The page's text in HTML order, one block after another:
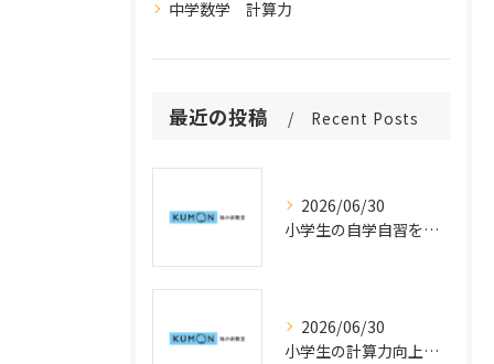
中学数学 計算力
最近の投稿 Recent Posts
2026/06/30
小学生の自学自習を育てる仕組みと公文式学習の活用法
2026/06/30
小学生の計算力向上指導で公文式学習を活用した速度アップの工夫